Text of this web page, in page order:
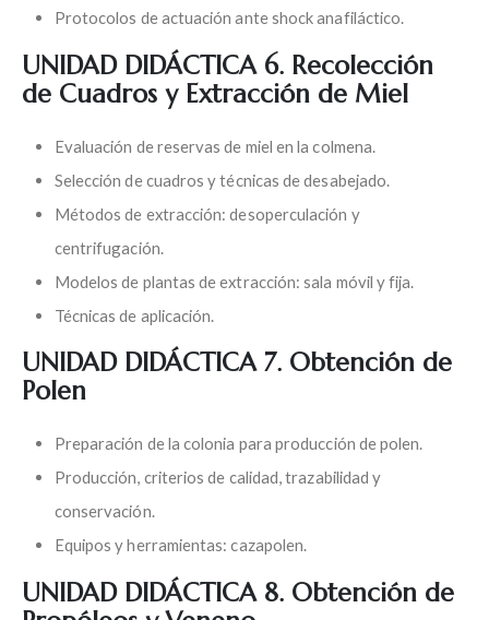
Protocolos de actuación ante shock anafiláctico.
UNIDAD DIDÁCTICA 6. Recolección
de Cuadros y Extracción de Miel
Evaluación de reservas de miel en la colmena.
Selección de cuadros y técnicas de desabejado.
Métodos de extracción: desoperculación y
centrifugación.
Modelos de plantas de extracción: sala móvil y fija.
Técnicas de aplicación.
UNIDAD DIDÁCTICA 7. Obtención de
Polen
Preparación de la colonia para producción de polen.
Producción, criterios de calidad, trazabilidad y
conservación.
Equipos y herramientas: cazapolen.
UNIDAD DIDÁCTICA 8. Obtención de